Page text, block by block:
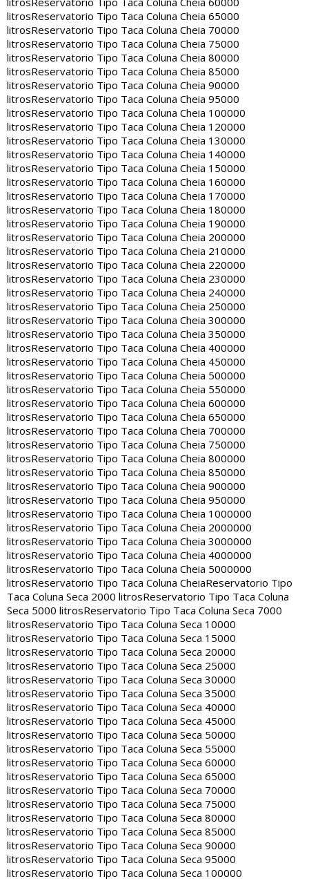
litrosReservatorio Tipo Taca Coluna Cheia 65000
litrosReservatorio Tipo Taca Coluna Cheia 70000
litrosReservatorio Tipo Taca Coluna Cheia 75000
litrosReservatorio Tipo Taca Coluna Cheia 80000
litrosReservatorio Tipo Taca Coluna Cheia 85000
litrosReservatorio Tipo Taca Coluna Cheia 90000
litrosReservatorio Tipo Taca Coluna Cheia 95000
litrosReservatorio Tipo Taca Coluna Cheia 100000
litrosReservatorio Tipo Taca Coluna Cheia 120000
litrosReservatorio Tipo Taca Coluna Cheia 130000
litrosReservatorio Tipo Taca Coluna Cheia 140000
litrosReservatorio Tipo Taca Coluna Cheia 150000
litrosReservatorio Tipo Taca Coluna Cheia 160000
litrosReservatorio Tipo Taca Coluna Cheia 170000
litrosReservatorio Tipo Taca Coluna Cheia 180000
litrosReservatorio Tipo Taca Coluna Cheia 190000
litrosReservatorio Tipo Taca Coluna Cheia 200000
litrosReservatorio Tipo Taca Coluna Cheia 210000
litrosReservatorio Tipo Taca Coluna Cheia 220000
litrosReservatorio Tipo Taca Coluna Cheia 230000
litrosReservatorio Tipo Taca Coluna Cheia 240000
litrosReservatorio Tipo Taca Coluna Cheia 250000
litrosReservatorio Tipo Taca Coluna Cheia 300000
litrosReservatorio Tipo Taca Coluna Cheia 350000
litrosReservatorio Tipo Taca Coluna Cheia 400000
litrosReservatorio Tipo Taca Coluna Cheia 450000
litrosReservatorio Tipo Taca Coluna Cheia 500000
litrosReservatorio Tipo Taca Coluna Cheia 550000
litrosReservatorio Tipo Taca Coluna Cheia 600000
litrosReservatorio Tipo Taca Coluna Cheia 650000
litrosReservatorio Tipo Taca Coluna Cheia 700000
litrosReservatorio Tipo Taca Coluna Cheia 750000
litrosReservatorio Tipo Taca Coluna Cheia 800000
litrosReservatorio Tipo Taca Coluna Cheia 850000
litrosReservatorio Tipo Taca Coluna Cheia 900000
litrosReservatorio Tipo Taca Coluna Cheia 950000
litrosReservatorio Tipo Taca Coluna Cheia 1000000
litrosReservatorio Tipo Taca Coluna Cheia 2000000
litrosReservatorio Tipo Taca Coluna Cheia 3000000
litrosReservatorio Tipo Taca Coluna Cheia 4000000
litrosReservatorio Tipo Taca Coluna Cheia 5000000
litrosReservatorio Tipo Taca Coluna CheiaReservatorio Tipo
Taca Coluna Seca 2000 litrosReservatorio Tipo Taca Coluna
Seca 5000 litrosReservatorio Tipo Taca Coluna Seca 7000
litrosReservatorio Tipo Taca Coluna Seca 10000
litrosReservatorio Tipo Taca Coluna Seca 15000
litrosReservatorio Tipo Taca Coluna Seca 20000
litrosReservatorio Tipo Taca Coluna Seca 25000
litrosReservatorio Tipo Taca Coluna Seca 30000
litrosReservatorio Tipo Taca Coluna Seca 35000
litrosReservatorio Tipo Taca Coluna Seca 40000
litrosReservatorio Tipo Taca Coluna Seca 45000
litrosReservatorio Tipo Taca Coluna Seca 50000
litrosReservatorio Tipo Taca Coluna Seca 55000
litrosReservatorio Tipo Taca Coluna Seca 60000
litrosReservatorio Tipo Taca Coluna Seca 65000
litrosReservatorio Tipo Taca Coluna Seca 70000
litrosReservatorio Tipo Taca Coluna Seca 75000
litrosReservatorio Tipo Taca Coluna Seca 80000
litrosReservatorio Tipo Taca Coluna Seca 85000
litrosReservatorio Tipo Taca Coluna Seca 90000
litrosReservatorio Tipo Taca Coluna Seca 95000
litrosReservatorio Tipo Taca Coluna Seca 100000